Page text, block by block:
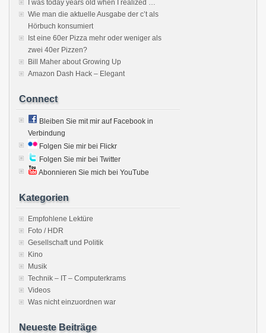
I was today years old when I realized …
Wie man die aktuelle Ausgabe der c’t als
Hörbuch konsumiert
Ist eine 60er Pizza mehr oder weniger als
zwei 40er Pizzen?
Bill Maher about Growing Up
Amazon Dash Hack – Elegant
Connect
Bleiben Sie mit mir auf Facebook in
Verbindung
Folgen Sie mir bei Flickr
Folgen Sie mir bei Twitter
Abonnieren Sie mich bei YouTube
Kategorien
Empfohlene Lektüre
Foto / HDR
Gesellschaft und Politik
Kino
Musik
Technik – IT – Computerkrams
Videos
Was nicht einzuordnen war
Neueste Beiträge